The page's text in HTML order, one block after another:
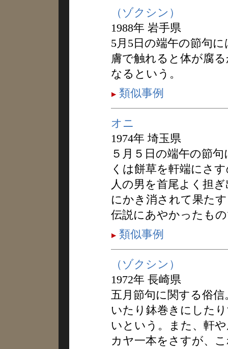
（ゾクシン）
1988年 岩手県
5月5日の端午の節句
膚で触れると体が腐
なるという。
類似事例
オニ
1974年 埼玉県
５月５日の端午の節
くは餅草を軒端にさ
人の男を首尾よく担
にかき消されて果た
伝説にあやかったも
類似事例
（ゾクシン）
1972年 長崎県
五月節句に関する俗
いたり鉢巻きにした
いという。また、軒
カヤ一本をさすが、